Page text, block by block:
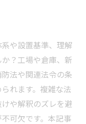
や設置基準、理解
？工場や倉庫、新
法や関連法令の条
れます。複雑な法
や解釈のズレを避
可欠です。本記事